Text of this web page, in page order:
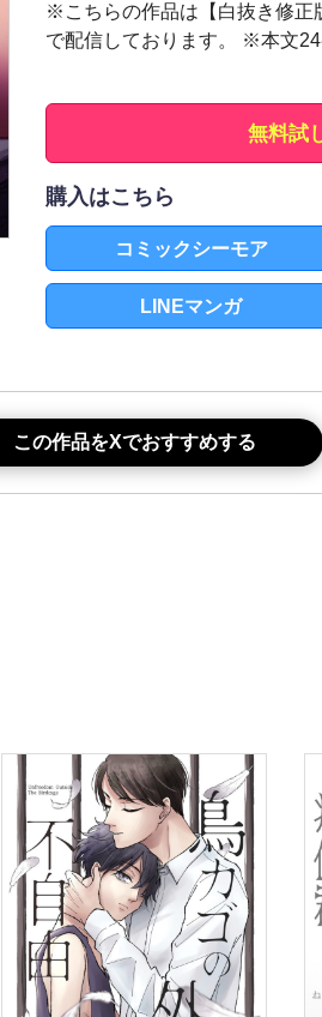
※こちらの作品は【白抜き修正
で配信しております。 ※本文
無料試
購入はこちら
コミックシーモア
LINEマンガ
この作品をXでおすすめする